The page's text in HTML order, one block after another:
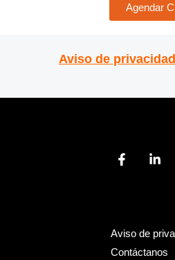
Agendar
Aviso de
Aviso de
Contáctanos